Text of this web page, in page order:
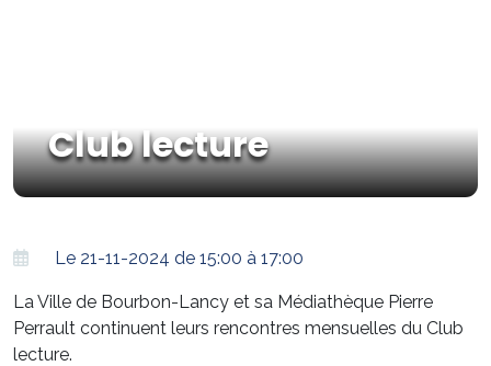
Club lecture
Le 21-11-2024 de 15:00 à 17:00
La Ville de Bourbon-Lancy et sa Médiathèque Pierre
Perrault continuent leurs rencontres mensuelles du Club
lecture.